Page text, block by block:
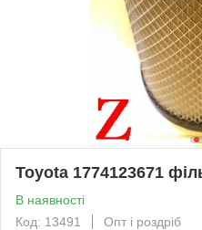
Toyota 1774123671
В наявності
Код: 13491
Опт і роздріб